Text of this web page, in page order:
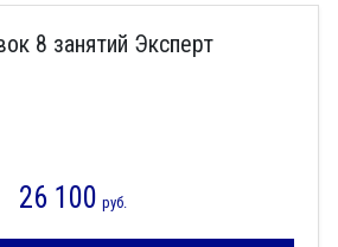
8 занятий Эксперт
26 100 руб.